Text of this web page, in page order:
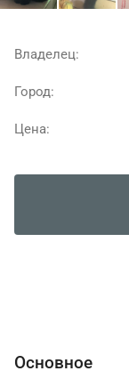
Владелец:
Город:
Цена:
Основное